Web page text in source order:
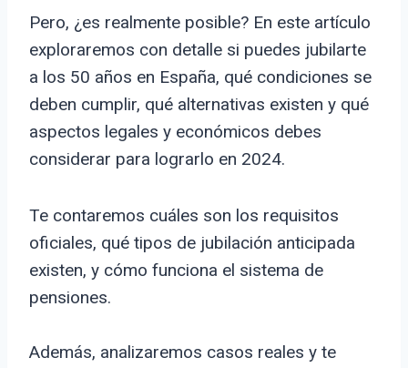
Pero, ¿es realmente posible? En este artículo
exploraremos con detalle si puedes jubilarte
a los 50 años en España, qué condiciones se
deben cumplir, qué alternativas existen y qué
aspectos legales y económicos debes
considerar para lograrlo en 2024.
Te contaremos cuáles son los requisitos
oficiales, qué tipos de jubilación anticipada
existen, y cómo funciona el sistema de
pensiones.
Además, analizaremos casos reales y te